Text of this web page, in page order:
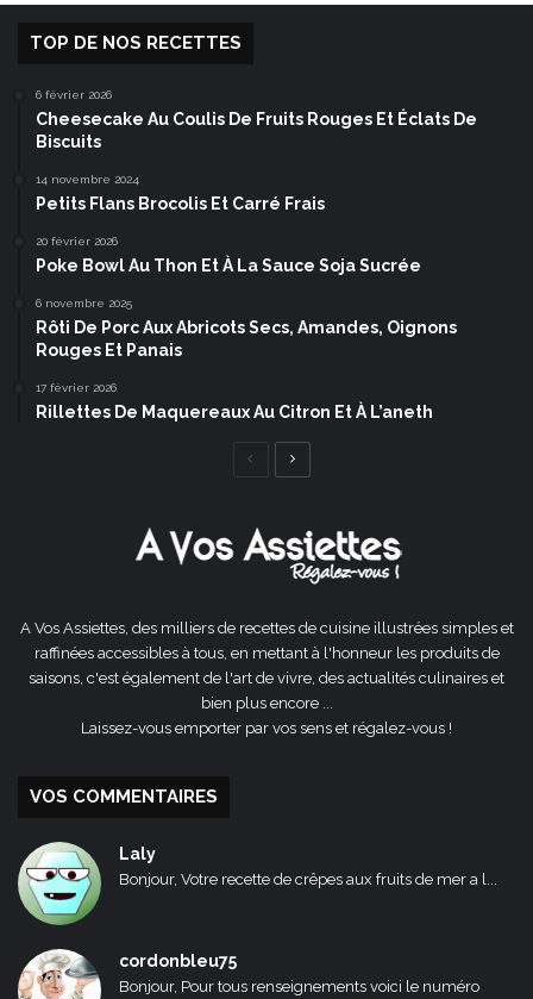
TOP DE NOS RECETTES
6 février 2026
Cheesecake Au Coulis De Fruits Rouges Et Éclats De
Biscuits
14 novembre 2024
Petits Flans Brocolis Et Carré Frais
20 février 2026
Poke Bowl Au Thon Et À La Sauce Soja Sucrée
6 novembre 2025
Rôti De Porc Aux Abricots Secs, Amandes, Oignons
Rouges Et Panais
17 février 2026
Rillettes De Maquereaux Au Citron Et À L’aneth
Page
A Vos Assiettes, des milliers de recettes de cuisine illustrées simples et
raffinées accessibles à tous, en mettant à l'honneur les produits de
saisons, c'est également de l'art de vivre, des actualités culinaires et
bien plus encore ...
Laissez-vous emporter par vos sens et régalez-vous !
VOS COMMENTAIRES
Laly
Bonjour, Votre recette de crêpes aux fruits de mer a l...
cordonbleu75
Bonjour, Pour tous renseignements voici le numéro